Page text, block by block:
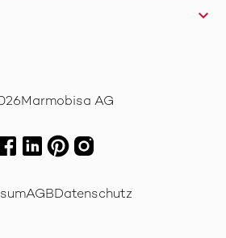
Marmobisa AG
AGBDatenschutz